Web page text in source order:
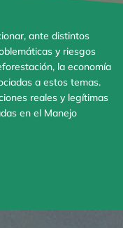
ante distintos
y riesgos
la economía
a estos temas.
reales y legítimas
en el Manejo